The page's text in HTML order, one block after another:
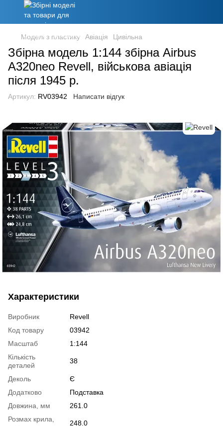
Моделі з пластику Авіація Цивільна
Збірна модель 1:144 збірна Airbus
A320neo Revell, військова авіація
після 1945 р.
Артикул: RV03942 Написати відгук
Характеристики
Виробник
Revell
Код товару
03942
Масштаб
1:144
Кількість
деталей
38
Деколь
Є
Додатково
Подставка
Довжина, мм
261.0
Розмах крила,
248.0